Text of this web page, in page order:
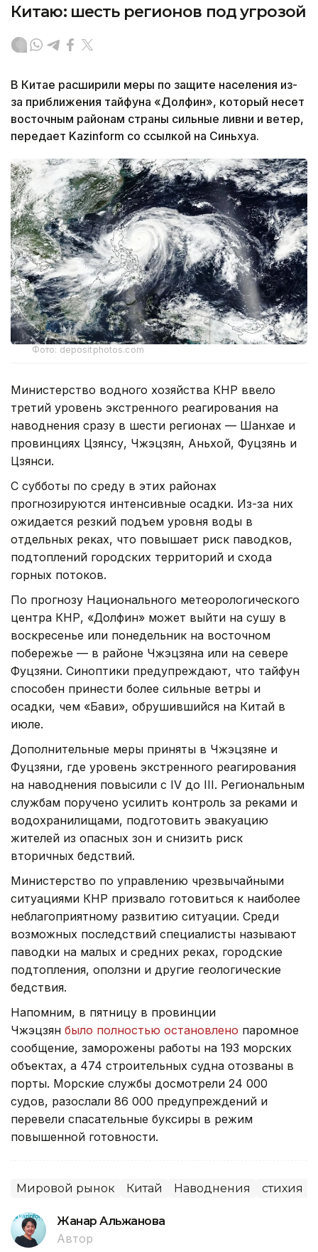
Китаю: шесть регионов под угрозой
В Китае расширили меры по защите населения из-
за приближения тайфуна «Долфин», который несет
восточным районам страны сильные ливни и ветер,
передает Kazinform со ссылкой на Синьхуа.
Фото: depositphotos.com
Министерство водного хозяйства КНР ввело
третий уровень экстренного реагирования на
наводнения сразу в шести регионах — Шанхае и
провинциях Цзянсу, Чжэцзян, Аньхой, Фуцзянь и
Цзянси.
С субботы по среду в этих районах
прогнозируются интенсивные осадки. Из-за них
ожидается резкий подъем уровня воды в
отдельных реках, что повышает риск паводков,
подтоплений городских территорий и схода
горных потоков.
По прогнозу Национального метеорологического
центра КНР, «Долфин» может выйти на сушу в
воскресенье или понедельник на восточном
побережье — в районе Чжэцзяна или на севере
Фуцзяни. Синоптики предупреждают, что тайфун
способен принести более сильные ветры и
осадки, чем «Бави», обрушившийся на Китай в
июле.
Дополнительные меры приняты в Чжэцзяне и
Фуцзяни, где уровень экстренного реагирования
на наводнения повысили с IV до III. Региональным
службам поручено усилить контроль за реками и
водохранилищами, подготовить эвакуацию
жителей из опасных зон и снизить риск
вторичных бедствий.
Министерство по управлению чрезвычайными
ситуациями КНР призвало готовиться к наиболее
неблагоприятному развитию ситуации. Среди
возможных последствий специалисты называют
паводки на малых и средних реках, городские
подтопления, оползни и другие геологические
бедствия.
Напомним, в пятницу в провинции
Чжэцзян было полностью остановлено паромное
сообщение, заморожены работы на 193 морских
объектах, а 474 строительных судна отозваны в
порты. Морские службы досмотрели 24 000
судов, разослали 86 000 предупреждений и
перевели спасательные буксиры в режим
повышенной готовности.
Мировой рынок Китай Наводнения стихия
Жанар Альжанова
Автор